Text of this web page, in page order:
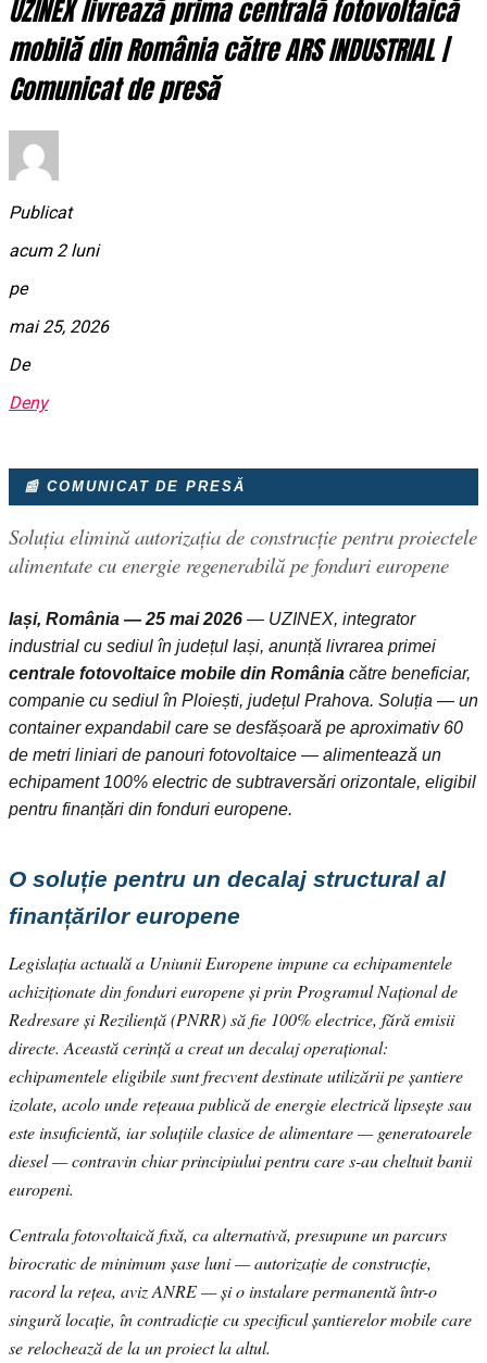
UZINEX livrează prima centrală fotovoltaică
mobilă din România către ARS INDUSTRIAL |
Comunicat de presă
Publicat
acum 2 luni
pe
mai 25, 2026
De
Deny
📰 COMUNICAT DE PRESĂ
Soluția elimină autorizația de construcție pentru proiectele
alimentate cu energie regenerabilă pe fonduri europene
Iași, România — 25 mai 2026 — UZINEX, integrator
industrial cu sediul în județul Iași, anunță livrarea primei
centrale fotovoltaice mobile din România către beneficiar,
companie cu sediul în Ploiești, județul Prahova. Soluția — un
container expandabil care se desfășoară pe aproximativ 60
de metri liniari de panouri fotovoltaice — alimentează un
echipament 100% electric de subtraversări orizontale, eligibil
pentru finanțări din fonduri europene.
O soluție pentru un decalaj structural al
finanțărilor europene
Legislația actuală a Uniunii Europene impune ca echipamentele
achiziționate din fonduri europene și prin Programul Național de
Redresare și Reziliență (PNRR) să fie 100% electrice, fără emisii
directe. Această cerință a creat un decalaj operațional:
echipamentele eligibile sunt frecvent destinate utilizării pe șantiere
izolate, acolo unde rețeaua publică de energie electrică lipsește sau
este insuficientă, iar soluțiile clasice de alimentare — generatoarele
diesel — contravin chiar principiului pentru care s-au cheltuit banii
europeni.
Centrala fotovoltaică fixă, ca alternativă, presupune un parcurs
birocratic de minimum șase luni — autorizație de construcție,
racord la rețea, aviz ANRE — și o instalare permanentă într-o
singură locație, în contradicție cu specificul șantierelor mobile care
se relochează de la un proiect la altul.